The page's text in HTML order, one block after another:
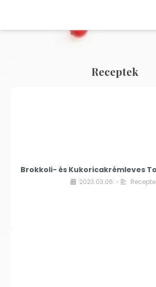
Receptek
Brokkoli- és Kukoricakrémleves
2023.03.06. •